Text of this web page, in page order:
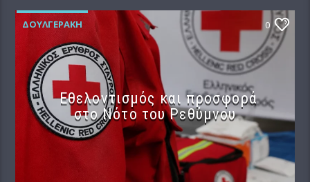
ΔΟΥΛΓΕΡΆΚΗ 0
Εθελοντισμός και προσφορά
στο Νότο του Ρεθύμνου